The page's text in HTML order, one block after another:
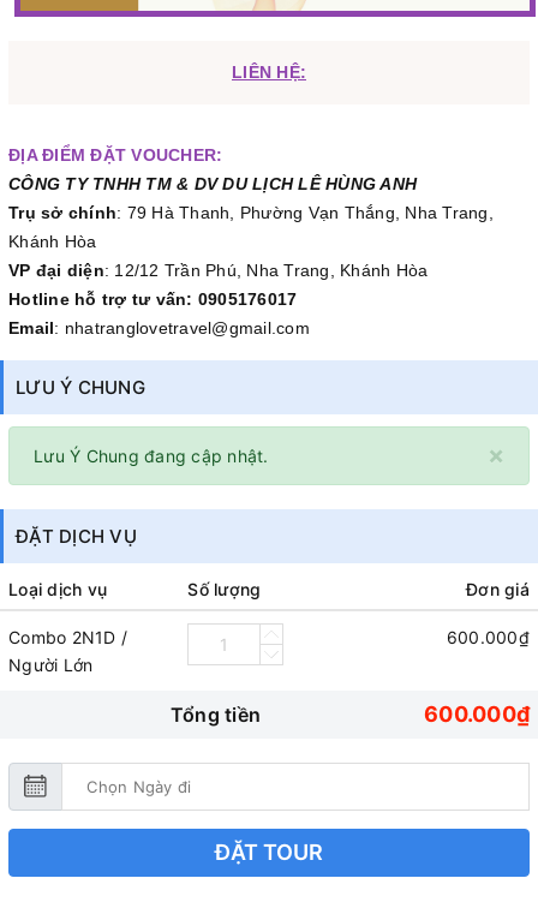
LIÊN HỆ:
ĐỊA ĐIỂM ĐẶT VOUCHER:
CÔNG TY TNHH TM & DV DU LỊCH LÊ HÙNG ANH
Trụ sở chính: 79 Hà Thanh, Phường Vạn Thắng, Nha Trang,
Khánh Hòa
VP đại diện: 12/12 Trần Phú, Nha Trang, Khánh Hòa
Hotline hỗ trợ tư vấn: 0905176017
Email: nhatranglovetravel@gmail.com
LƯU Ý CHUNG
×
Lưu Ý Chung đang cập nhật.
ĐẶT DỊCH VỤ
Loại dịch vụ Số lượng Đơn giá
Combo 2N1D /
Người Lớn
600.000₫
Tổng tiền 600.000₫
ĐẶT TOUR